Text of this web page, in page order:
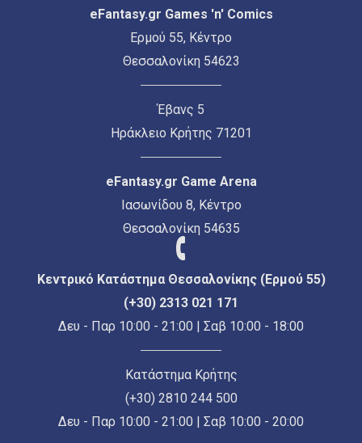
eFantasy.gr Games 'n' Comics
Ερμού 55, Κέντρο
Θεσσαλονίκη 54623
Έβανς 5
Ηράκλειο Κρήτης 71201
eFantasy.gr Game Arena
Ιασωνίδου 8, Κέντρο
Θεσσαλονίκη 54635
Κεντρικό Κατάστημα Θεσσαλονίκης (Ερμού 55)
(+30) 2313 021 171
Δευ - Παρ 10:00 - 21:00 | Σαβ 10:00 - 18:00
Κατάστημα Κρήτης
(+30) 2810 244 500
Δευ - Παρ 10:00 - 21:00 | Σαβ 10:00 - 20:00